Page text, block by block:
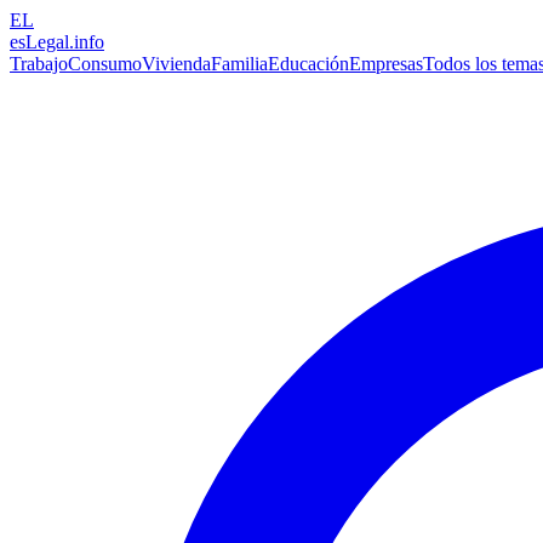
EL
esLegal.info
TrabajoConsumoViviendaFamiliaEducaciónEmpresasTodos los